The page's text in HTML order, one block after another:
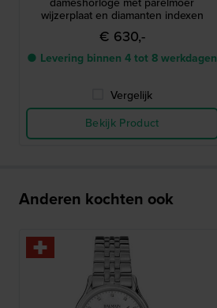
wijzerplaat en diamanten indexen
€ 630,-
● Levering binnen 4 tot 8 werkdagen
Vergelijk
Bekijk Product
Anderen kochten ook